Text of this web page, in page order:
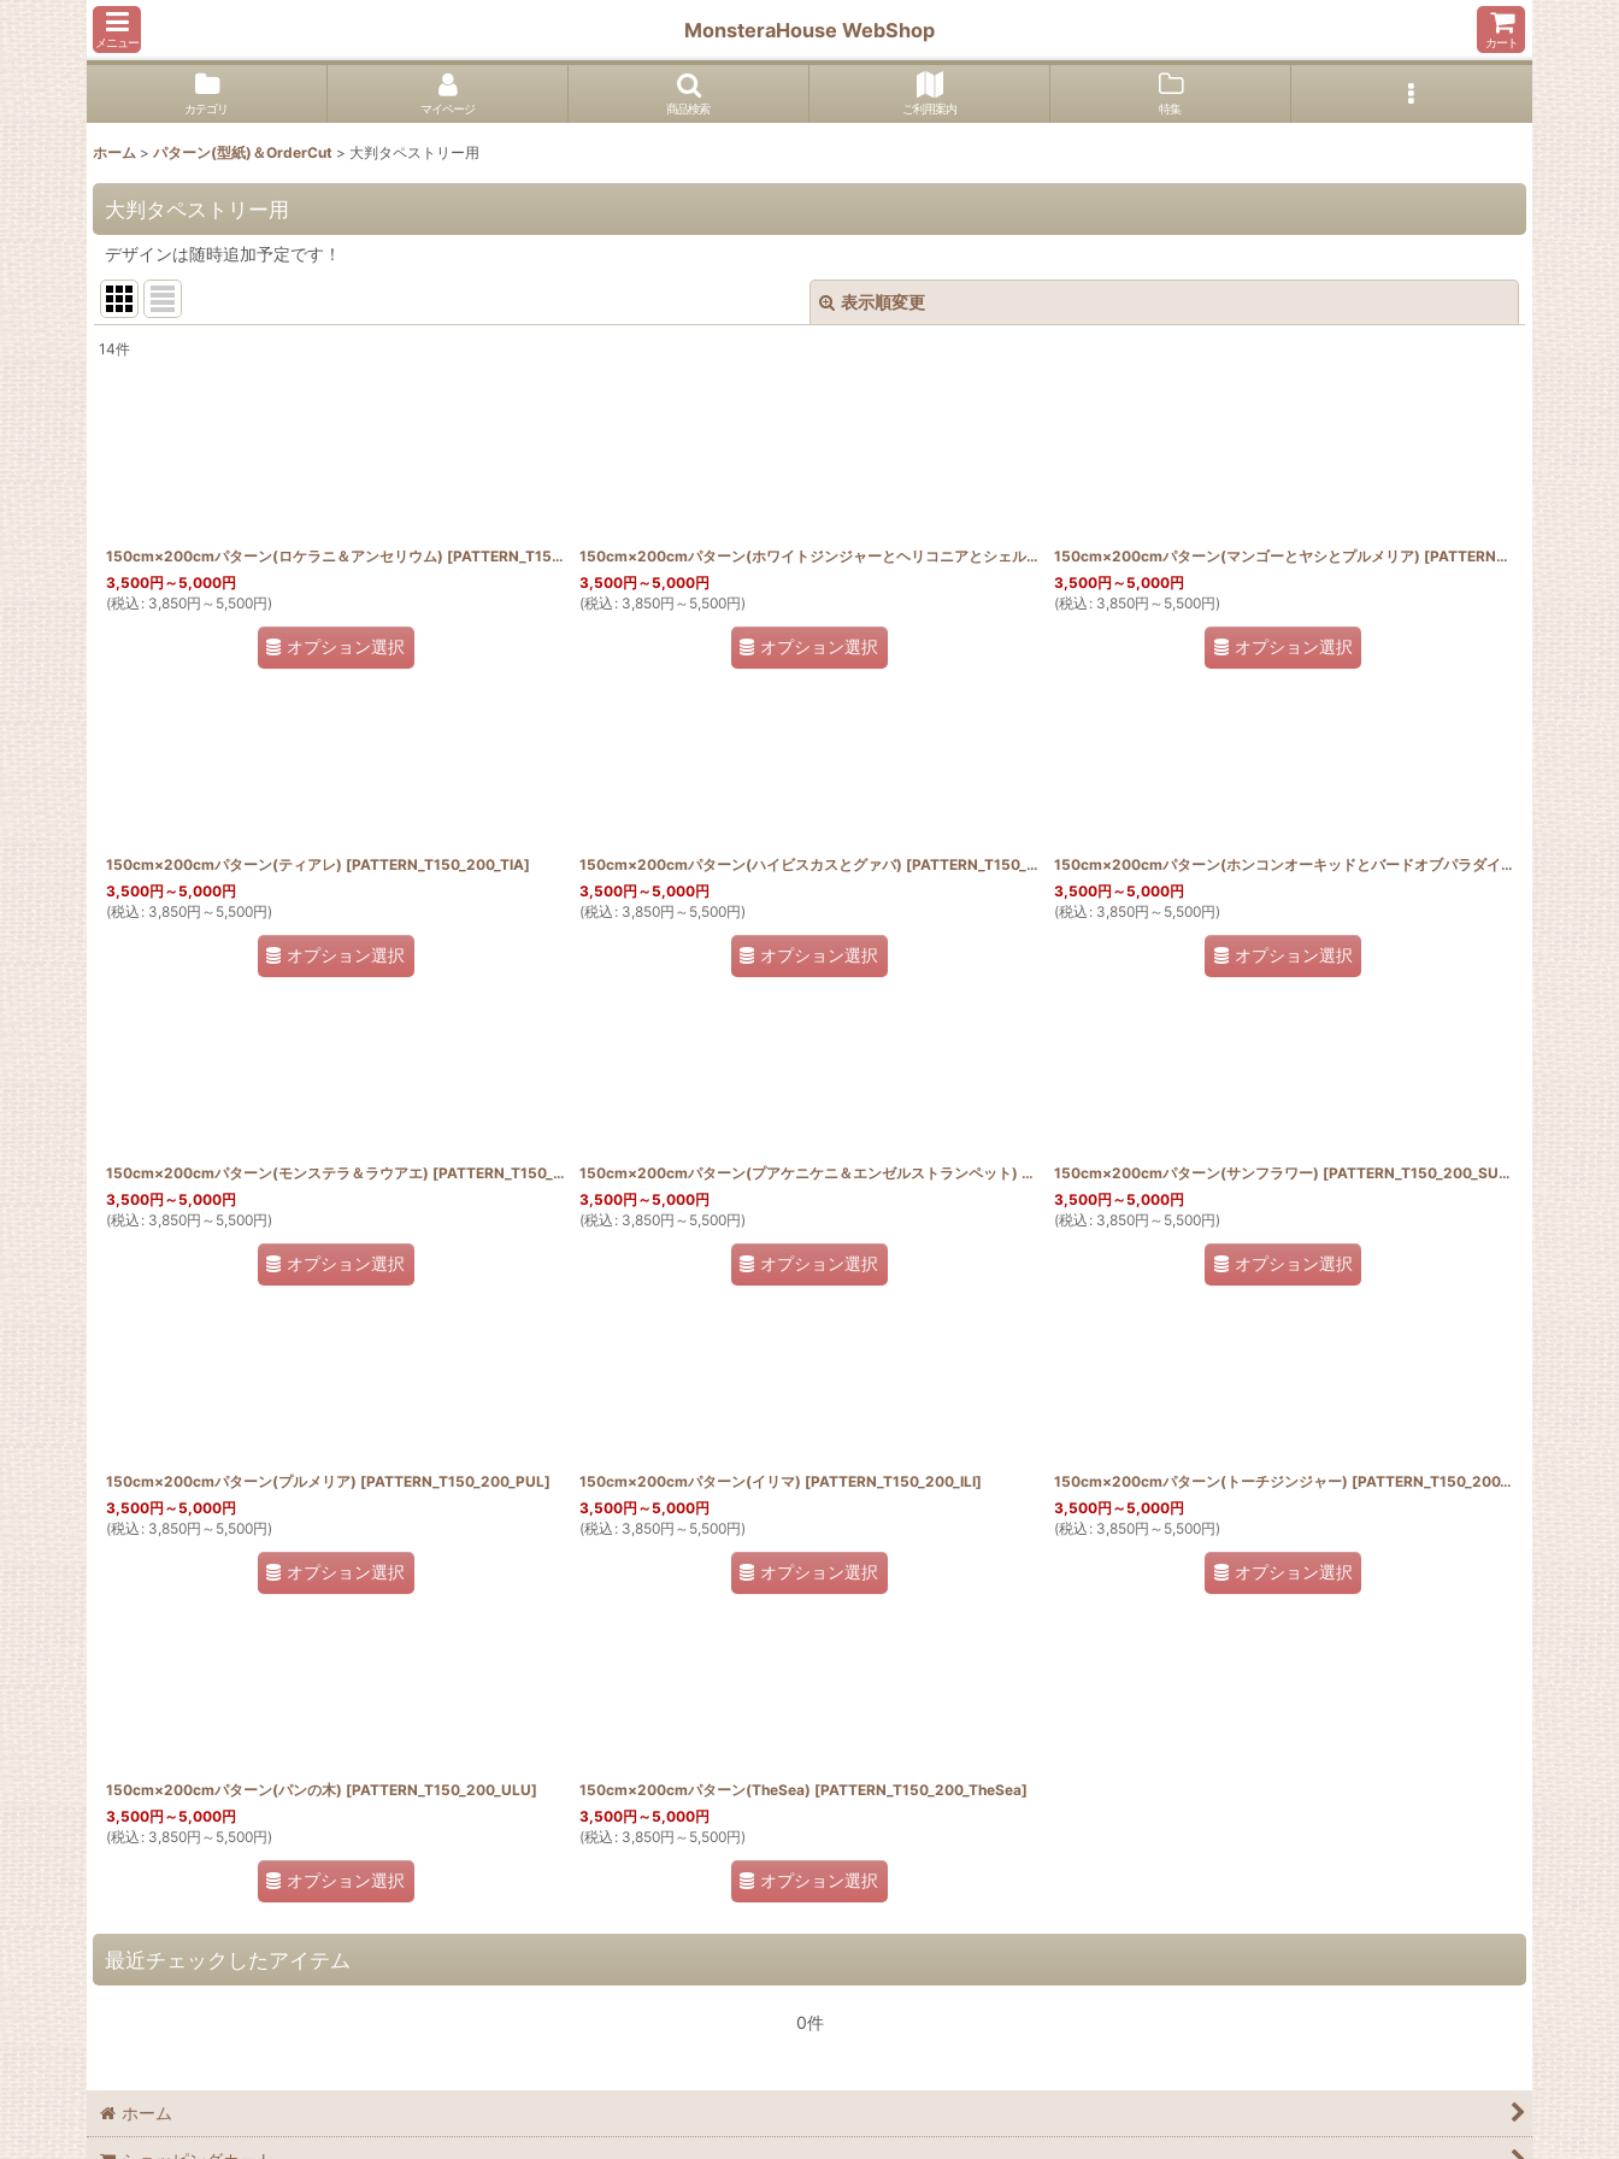
メニュー
MonsteraHouse WebShop
カート
カテゴリ マイページ 商品検索 ご利用案内 特集
ホーム > パターン(型紙)＆OrderCut > 大判タペストリー用
大判タペストリー用
デザインは随時追加予定です！
表示順変更
14件
150cm×200cmパターン(ロケラニ＆アンセリウム) [PATTERN_T150_200_LO_ANTH
]
3,500円 ～5,000円
(税込 : 3,850円 ～5,500円)
オプション選択
150cm×200cmパターン(ホワイトジンジャーとヘリコニアとシェルジンジャー) [PATTERN_T150_200_HELI_SGIN]
3,500円 ～5,000円
(税込 : 3,850円 ～5,500円)
オプション選択
150cm×200cmパターン(マンゴーとヤシとプルメリア) [PATTERN_T150_200_MANGO
3,500円 ～5,000円
(税込 : 3,850円 ～5,500円)
オプション選択
150cm×200cmパターン(ティアレ) [PATTERN_T150_200_TIA]
3,500円 ～5,000円
(税込 : 3,850円 ～5,500円)
オプション選択
150cm×200cmパターン(ハイビスカスとグァバ) [PATTERN_T150_200_HIB_GUA
]
3,500円 ～5,000円
(税込 : 3,850円 ～5,500円)
オプション選択
150cm×200cmパターン(ホンコンオーキッドとバードオブパラダイス)
3,500円 ～5,000円
(税込 : 3,850円 ～5,500円)
オプション選択
150cm×200cmパターン(モンステラ＆ラウアエ) [PATTERN_T150_200_MON
]
3,500円 ～5,000円
(税込 : 3,850円 ～5,500円)
オプション選択
150cm×200cmパターン(プアケニケニ＆エンゼルストランペット) [PATTERN_T150_200_PUA]
3,500円 ～5,000円
(税込 : 3,850円 ～5,500円)
オプション選択
150cm×200cmパターン(サンフラワー) [PATTERN_T150_200_SUN
]
3,500円 ～5,000円
(税込 : 3,850円 ～5,500円)
オプション選択
150cm×200cmパターン(プルメリア) [PATTERN_T150_200_PUL]
3,500円 ～5,000円
(税込 : 3,850円 ～5,500円)
オプション選択
150cm×200cmパターン(イリマ) [PATTERN_T150_200_ILI]
3,500円 ～5,000円
(税込 : 3,850円 ～5,500円)
オプション選択
150cm×200cmパターン(トーチジンジャー) [PATTERN_T150_200_Tgin
3,500円 ～5,000円
(税込 : 3,850円 ～5,500円)
オプション選択
150cm×200cmパターン(パンの木) [PATTERN_T150_200_ULU]
3,500円 ～5,000円
(税込 : 3,850円 ～5,500円)
オプション選択
150cm×200cmパターン(TheSea) [PATTERN_T150_200_TheSea]
3,500円 ～5,000円
(税込 : 3,850円 ～5,500円)
オプション選択
最近チェックしたアイテム
0件
ホーム